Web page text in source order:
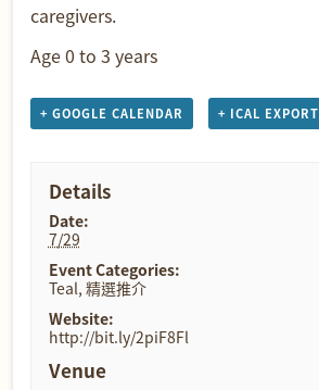
caregivers.
Age 0 to 3 years
+ GOOGLE CALENDAR + ICAL EXPORT
Details
Date:
7/29
Event Categories:
Teal, 精選推介
Website:
http://bit.ly/2piF8Fl
Venue